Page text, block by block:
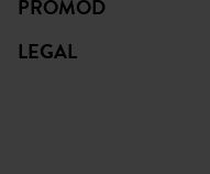
PROMOD
LEGAL